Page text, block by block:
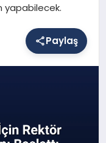
yapabilecek.
Paylaş